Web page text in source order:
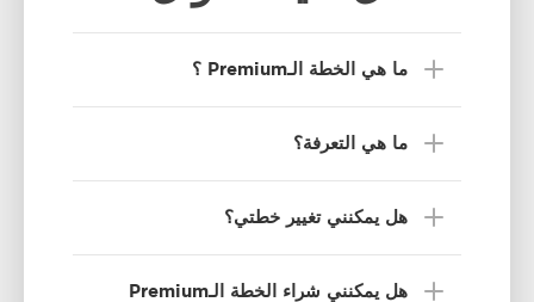
ما هي الخطة الـPremium ؟
ما هي التعرفة؟
هل يمكنني تغيير خطتي؟
هل يمكنني شراء الخطة الـPremium